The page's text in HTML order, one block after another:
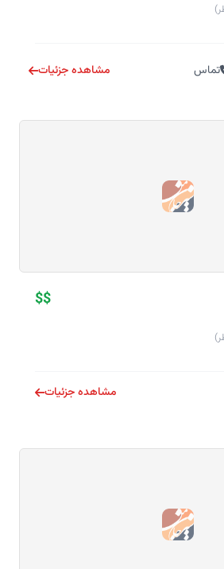
تماس مشاهده جزئیات
$$
مشاهده جزئیات